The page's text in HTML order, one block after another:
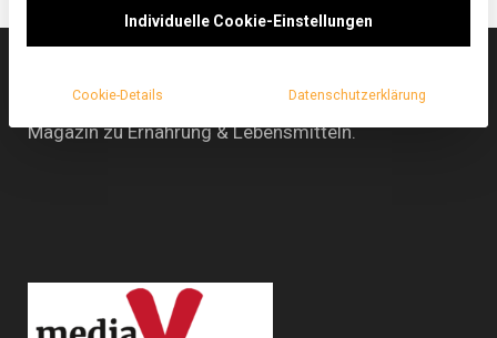
lebensmittelmagazin
(.de) ist das Online-
Magazin zu Ernährung & Lebensmitteln.
Individuelle Cookie-Einstellungen
Cookie-Details Datenschutzerklärung